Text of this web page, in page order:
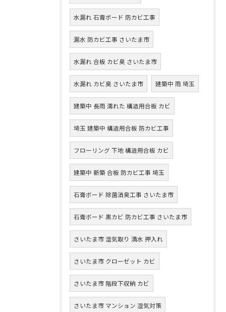
水漏れ 石膏ボード 防カビ工事
漏水 防カビ工事 さいたま市
水漏れ 合板 カビ臭 さいたま市
水漏れ カビ臭 さいたま市 建築中 雨 埼玉
建築中 長雨 濡れた 構造用合板 カビ
埼玉 建築中 構造用合板 防カビ工事
フローリング 下地 構造用合板 カビ
建築中 新築 合板 防カビ工事 埼玉
石膏ボード 除菌消臭工事 さいたま市
石膏ボード 黒カビ 防カビ工事 さいたま市
さいたま市 湿気取り 満水 押入れ
さいたま市 クローゼット カビ
さいたま市 階段下収納 カビ
さいたま市 マンション 湿気対策